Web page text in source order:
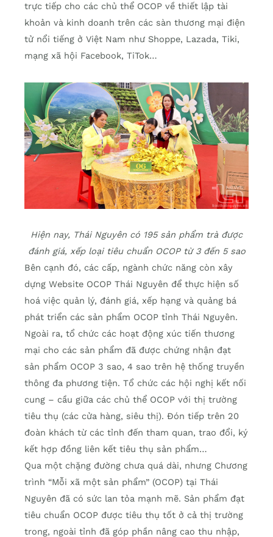
trực tiếp cho các chủ thể OCOP về thiết lập tài
khoản và kinh doanh trên các sàn thương mại điện
tử nổi tiếng ở Việt Nam như Shoppe, Lazada, Tiki,
mạng xã hội Facebook, TiTok…
Hiện nay, Thái Nguyên có 195 sản phẩm trà được
đánh giá, xếp loại tiêu chuẩn OCOP từ 3 đến 5 sao
Bên cạnh đó, các cấp, ngành chức năng còn xây
dựng Website OCOP Thái Nguyên để thực hiện số
hoá việc quản lý, đánh giá, xếp hạng và quảng bá
phát triển các sản phẩm OCOP tỉnh Thái Nguyên.
Ngoài ra, tổ chức các hoạt động xúc tiến thương
mại cho các sản phẩm đã được chứng nhận đạt
sản phẩm OCOP 3 sao, 4 sao trên hệ thống truyền
thông đa phương tiện. Tổ chức các hội nghị kết nối
cung – cầu giữa các chủ thể OCOP với thị trường
tiêu thụ (các cửa hàng, siêu thị). Đón tiếp trên 20
đoàn khách từ các tỉnh đến tham quan, trao đổi, ký
kết hợp đồng liên kết tiêu thụ sản phẩm…
Qua một chặng đường chưa quá dài, nhưng Chương
trình “Mỗi xã một sản phẩm” (OCOP) tại Thái
Nguyên đã có sức lan tỏa mạnh mẽ. Sản phẩm đạt
tiêu chuẩn OCOP được tiêu thụ tốt ở cả thị trường
trong, ngoài tỉnh đã góp phần nâng cao thu nhập,